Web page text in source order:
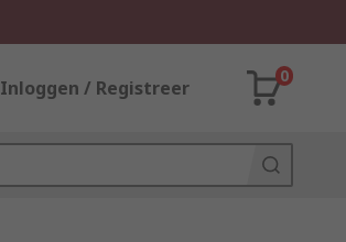
Inloggen / Registreer
0